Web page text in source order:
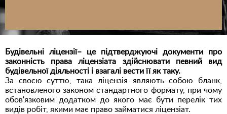
Будівельні ліцензії– це підтверджуючі документи про
законність права ліцензіата здійснювати певний вид
будівельної діяльності і взагалі вести її як таку.
За своєю суттю, така ліцензія являють собою бланк,
встановленого законом стандартного формату, при чому
обов'язковим додатком до якого має бути перелік тих
видів робіт, якими має право займатися ліцензіат.